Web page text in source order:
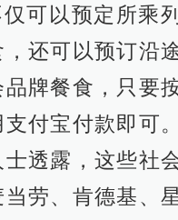
可以预定所乘
还可以预订沿
牌餐食，只要
付宝付款即可
透露，这些社
劳、肯德基、